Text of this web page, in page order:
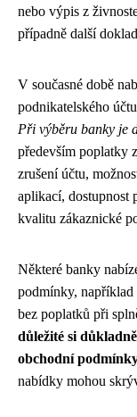
nebo výpis z
případně další
V současné době
podnikatelského
Při výběru banky je
především poplatky
zrušení účtu,
aplikací, dostupnost
kvalitu zákaznické
Některé banky
podmínky, například
bez poplatků při
důležité si
obchodní
nabídky mohou